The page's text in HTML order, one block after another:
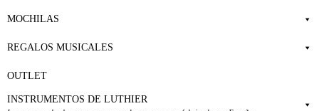
MOCHILAS
REGALOS MUSICALES
OUTLET
INSTRUMENTOS DE LUTHIER